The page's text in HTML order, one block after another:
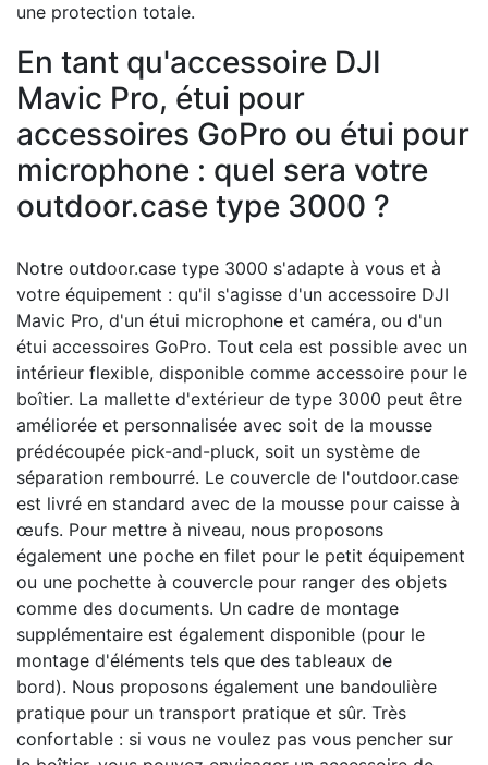
une protection totale.
En tant qu'accessoire DJI
Mavic Pro, étui pour
accessoires GoPro ou étui pour
microphone : quel sera votre
outdoor.case type 3000 ?
Notre outdoor.case type 3000 s'adapte à vous et à
votre équipement : qu'il s'agisse d'un accessoire DJI
Mavic Pro, d'un étui microphone et caméra, ou d'un
étui accessoires GoPro. Tout cela est possible avec un
intérieur flexible, disponible comme accessoire pour le
boîtier. La mallette d'extérieur de type 3000 peut être
améliorée et personnalisée avec soit de la mousse
prédécoupée pick-and-pluck, soit un système de
séparation rembourré. Le couvercle de l'outdoor.case
est livré en standard avec de la mousse pour caisse à
œufs. Pour mettre à niveau, nous proposons
également une poche en filet pour le petit équipement
ou une pochette à couvercle pour ranger des objets
comme des documents. Un cadre de montage
supplémentaire est également disponible (pour le
montage d'éléments tels que des tableaux de
bord). Nous proposons également une bandoulière
pratique pour un transport pratique et sûr. Très
confortable : si vous ne voulez pas vous pencher sur